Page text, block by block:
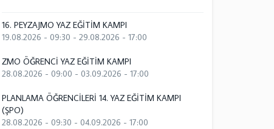
16. PEYZAJMO YAZ EĞİTİM KAMPI
19.08.2026 - 09:30 -29.08.2026 - 17:00
ZMO ÖĞRENCİ YAZ EĞİTİM KAMPI
28.08.2026 - 09:00 -03.09.2026 - 17:00
PLANLAMA ÖĞRENCİLERİ 14. YAZ EĞİTİM KAMPI
(ŞPO)
28.08.2026 - 09:30 -04.09.2026 - 17:00